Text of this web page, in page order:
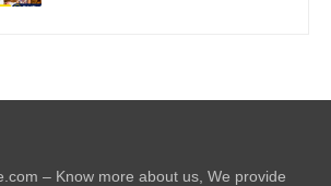
– Know more about us, We provide